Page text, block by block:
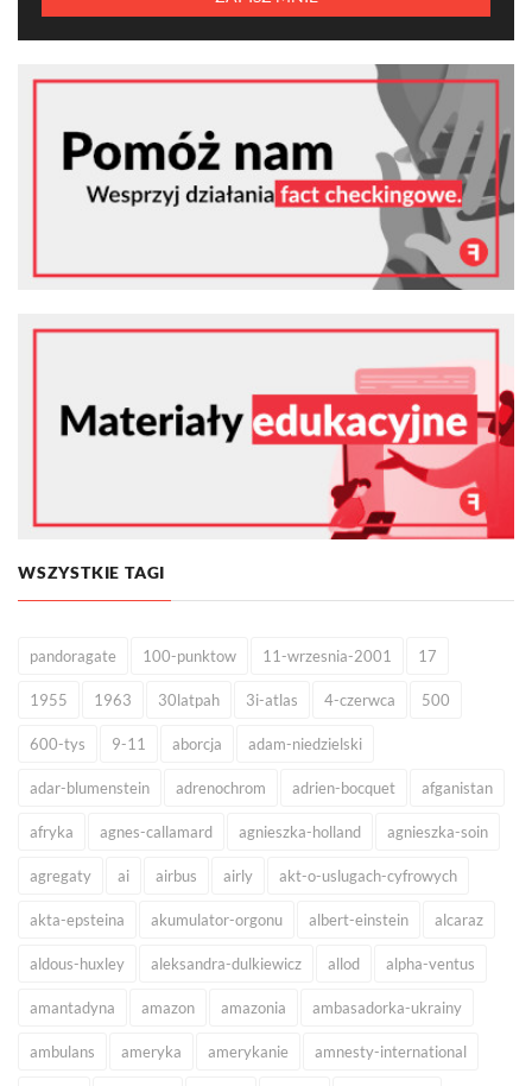
WSZYSTKIE TAGI
pandoragate 100-punktow 11-wrzesnia-2001 17
1955 1963 30latpah 3i-atlas 4-czerwca 500
600-tys 9-11 aborcja adam-niedzielski
adar-blumenstein adrenochrom adrien-bocquet afganistan
afryka agnes-callamard agnieszka-holland agnieszka-soin
agregaty ai airbus airly akt-o-uslugach-cyfrowych
akta-epsteina akumulator-orgonu albert-einstein alcaraz
aldous-huxley aleksandra-dulkiewicz allod alpha-ventus
amantadyna amazon amazonia ambasadorka-ukrainy
ambulans ameryka amerykanie amnesty-international